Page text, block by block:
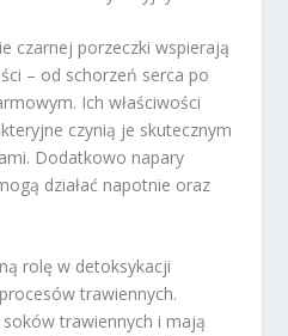
czarnej porzeczki wspierają
– od schorzeń serca po
Ich właściwości
czynią je skutecznym
Dodatkowo napary
działać napotnie oraz
rolę w detoksykacji
trawiennych.
trawiennych i mają